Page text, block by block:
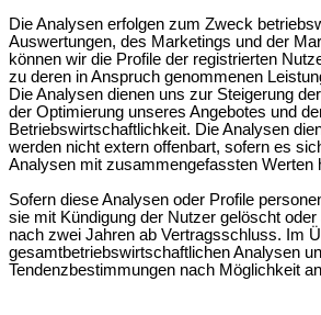
Die Analysen erfolgen zum Zweck
Auswertungen, des Marketings und der
können wir die Profile der registrierten
zu deren in Anspruch genommenen
Die Analysen dienen uns zur Steigerung
der Optimierung unseres Angebotes und
Betriebswirtschaftlichkeit. Die Analysen
werden nicht extern offenbart, sofern es
Analysen mit zusammengefassten Werten
Sofern diese Analysen oder Profile
sie mit Kündigung der Nutzer gelöscht
nach zwei Jahren ab Vertragsschluss. Im
gesamtbetriebswirtschaftlichen Analysen
Tendenzbestimmungen nach Möglichkeit